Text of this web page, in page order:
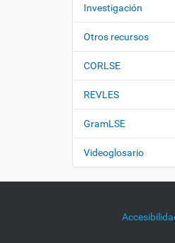
Investigación
Otros recursos
CORLSE
REVLES
GramLSE
Videoglosario